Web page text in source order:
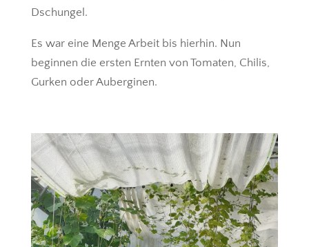
Dschungel.
Es war eine Menge Arbeit bis hierhin. Nun
beginnen die ersten Ernten von Tomaten, Chilis,
Gurken oder Auberginen.